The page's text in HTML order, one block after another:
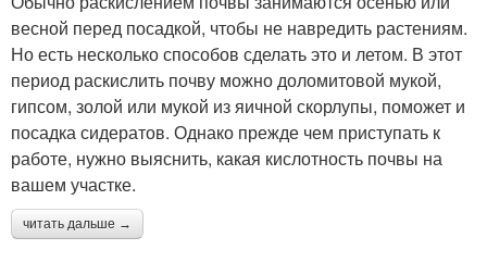
весной перед посадкой, чтобы не навредить растениям.
Но есть несколько способов сделать это и летом. В этот
период раскислить почву можно доломитовой мукой,
гипсом, золой или мукой из яичной скорлупы, поможет и
посадка сидератов. Однако прежде чем приступать к
работе, нужно выяснить, какая кислотность почвы на
вашем участке.
читать дальше →